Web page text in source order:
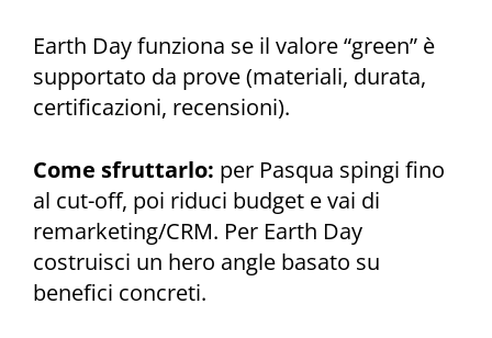
Earth Day funziona se il valore “green” è
supportato da prove (materiali, durata,
certificazioni, recensioni).
Come sfruttarlo: per Pasqua spingi fino
al cut-off, poi riduci budget e vai di
remarketing/CRM. Per Earth Day
costruisci un hero angle basato su
benefici concreti.